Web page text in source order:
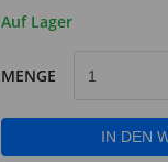
Auf Lager
MENGE
IN DEN